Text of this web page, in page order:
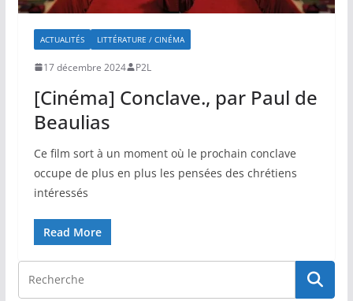
ACTUALITÉS LITTÉRATURE / CINÉMA
17 décembre 2024 P2L
[Cinéma] Conclave., par Paul de
Beaulias
Ce film sort à un moment où le prochain conclave
occupe de plus en plus les pensées des chrétiens
intéressés
Read More